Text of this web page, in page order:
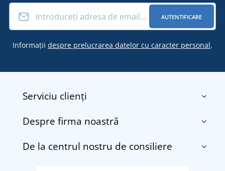
AUTENTIFICARE
Informații despre prelucrarea datelor cu caracter personal.
Serviciu clienți
Contact
Transport și plată
Returnarea bunurilor și reclamații
Despre firma noastră
Despre noi
De la centrul nostru de consiliere